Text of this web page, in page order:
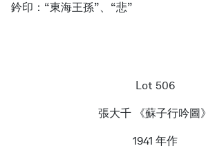
鈐印：“東海王孫”、“悲”
Lot 506
張大千 《蘇子行吟圖》
1941 年作